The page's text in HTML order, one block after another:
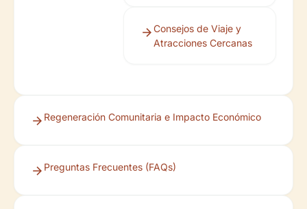
Consejos de Viaje y
Atracciones Cercanas
Regeneración Comunitaria e Impacto Económico
Preguntas Frecuentes (FAQs)